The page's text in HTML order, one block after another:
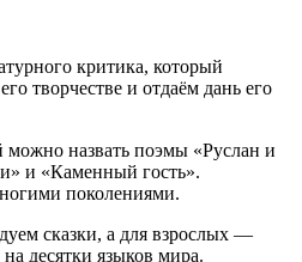
критика, который
творчестве и отдаём дань его
можно назвать поэмы «Руслан и
и «Каменный гость».
поколениями.
сказки, а для взрослых —
десятки языков мира.